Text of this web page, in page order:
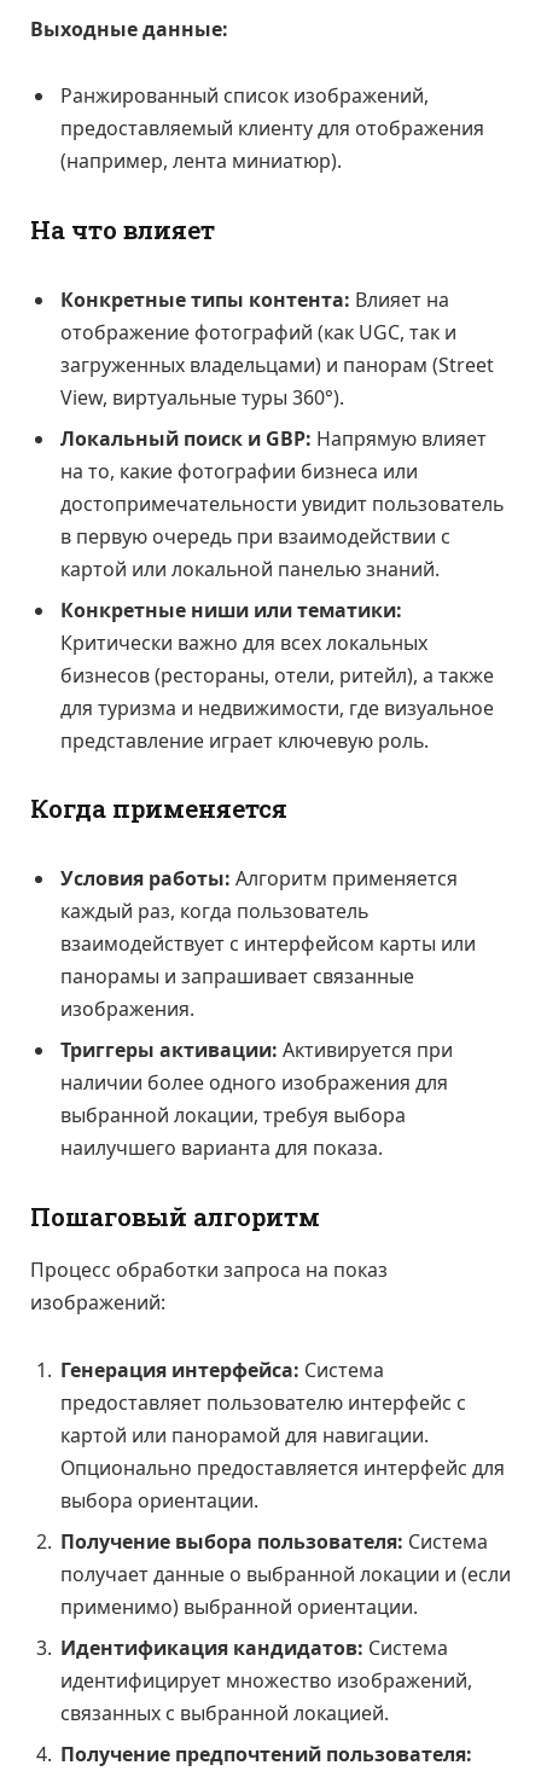
Выходные данные:
Ранжированный список изображений,
предоставляемый клиенту для отображения
(например, лента миниатюр).
На что влияет
Конкретные типы контента: Влияет на
отображение фотографий (как UGC, так и
загруженных владельцами) и панорам (Street
View, виртуальные туры 360°).
Локальный поиск и GBP: Напрямую влияет
на то, какие фотографии бизнеса или
достопримечательности увидит пользователь
в первую очередь при взаимодействии с
картой или локальной панелью знаний.
Конкретные ниши или тематики:
Критически важно для всех локальных
бизнесов (рестораны, отели, ритейл), а также
для туризма и недвижимости, где визуальное
представление играет ключевую роль.
Когда применяется
Условия работы: Алгоритм применяется
каждый раз, когда пользователь
взаимодействует с интерфейсом карты или
панорамы и запрашивает связанные
изображения.
Триггеры активации: Активируется при
наличии более одного изображения для
выбранной локации, требуя выбора
наилучшего варианта для показа.
Пошаговый алгоритм
Процесс обработки запроса на показ
изображений:
Генерация интерфейса: Система
предоставляет пользователю интерфейс с
картой или панорамой для навигации.
Опционально предоставляется интерфейс для
выбора ориентации.
Получение выбора пользователя: Система
получает данные о выбранной локации и (если
применимо) выбранной ориентации.
Идентификация кандидатов: Система
идентифицирует множество изображений,
связанных с выбранной локацией.
Получение предпочтений пользователя: